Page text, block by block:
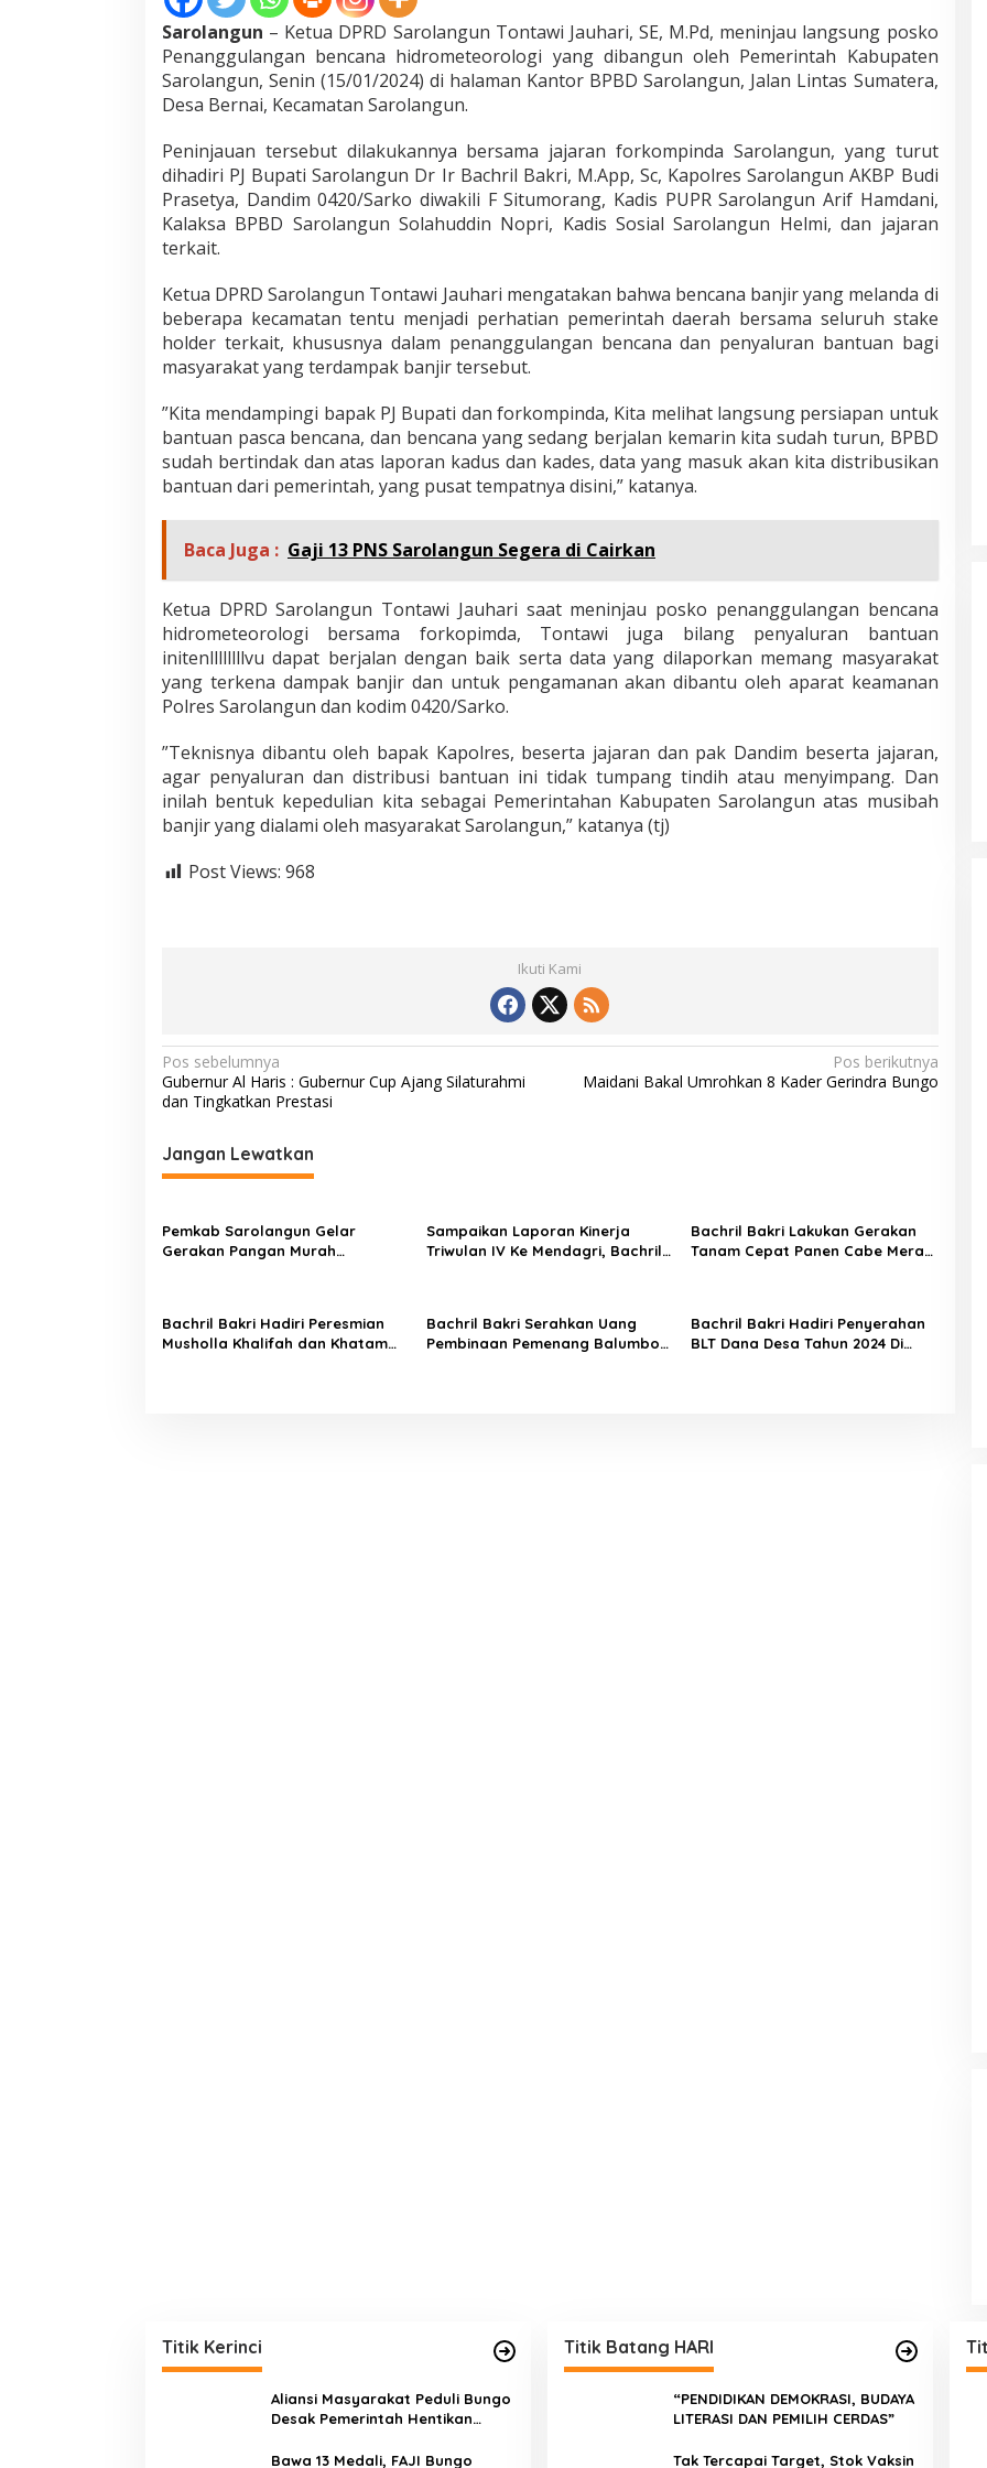
l
a
n
g
u
n
o
n
a
w
a
h
a
r
T
n
j
a
o
k
o
P
e
n
a
n
g
u
l
a
n
Sarolangun – Ketua DPRD Sarolangun Tontawi Jauhari, SE, M.Pd, meninjau langsung posko
Penanggulangan bencana hidrometeorologi yang dibangun oleh Pemerintah Kabupaten
Sarolangun, Senin (15/01/2024) di halaman Kantor BPBD Sarolangun, Jalan Lintas Sumatera,
Desa Bernai, Kecamatan Sarolangun.
Peninjauan tersebut dilakukannya bersama jajaran forkompinda Sarolangun, yang turut
dihadiri PJ Bupati Sarolangun Dr Ir Bachril Bakri, M.App, Sc, Kapolres Sarolangun AKBP Budi
Prasetya, Dandim 0420/Sarko diwakili F Situmorang, Kadis PUPR Sarolangun Arif Hamdani,
Kalaksa BPBD Sarolangun Solahuddin Nopri, Kadis Sosial Sarolangun Helmi, dan jajaran
terkait.
Ketua DPRD Sarolangun Tontawi Jauhari mengatakan bahwa bencana banjir yang melanda di
beberapa kecamatan tentu menjadi perhatian pemerintah daerah bersama seluruh stake
holder terkait, khususnya dalam penanggulangan bencana dan penyaluran bantuan bagi
masyarakat yang terdampak banjir tersebut.
”Kita mendampingi bapak PJ Bupati dan forkompinda, Kita melihat langsung persiapan untuk
bantuan pasca bencana, dan bencana yang sedang berjalan kemarin kita sudah turun, BPBD
sudah bertindak dan atas laporan kadus dan kades, data yang masuk akan kita distribusikan
bantuan dari pemerintah, yang pusat tempatnya disini,” katanya.
Baca Juga : Gaji 13 PNS Sarolangun Segera di Cairkan
Ketua DPRD Sarolangun Tontawi Jauhari saat meninjau posko penanggulangan bencana
hidrometeorologi bersama forkopimda, Tontawi juga bilang penyaluran bantuan
initenllllllllvu dapat berjalan dengan baik serta data yang dilaporkan memang masyarakat
yang terkena dampak banjir dan untuk pengamanan akan dibantu oleh aparat keamanan
Polres Sarolangun dan kodim 0420/Sarko.
”Teknisnya dibantu oleh bapak Kapolres, beserta jajaran dan pak Dandim beserta jajaran,
agar penyaluran dan distribusi bantuan ini tidak tumpang tindih atau menyimpang. Dan
inilah bentuk kepedulian kita sebagai Pemerintahan Kabupaten Sarolangun atas musibah
banjir yang dialami oleh masyarakat Sarolangun,” katanya (tj)
Post Views: 968
Ikuti Kami
N
a
i
g
a
s
p
o
Pos sebelumnya
Gubernur Al Haris : Gubernur Cup Ajang Silaturahmi
dan Tingkatkan Prestasi
Pos berikutnya
Maidani Bakal Umrohkan 8 Kader Gerindra Bungo
Jangan Lewatkan
Pemkab Sarolangun Gelar
Gerakan Pangan Murah
Sampaikan Laporan Kinerja
Triwulan IV Ke Mendagri, Bachril
Bachril Bakri Lakukan Gerakan
Tanam Cepat Panen Cabe Merah
Bachril Bakri Hadiri Peresmian
Musholla Khalifah dan Khatam
Bachril Bakri Serahkan Uang
Pembinaan Pemenang Balumbo
Bachril Bakri Hadiri Penyerahan
BLT Dana Desa Tahun 2024 Di
Kompak Dukungan Jumiwan Aguza
– Maidani
Di Politik, Titik Bungo | 9 Oktober 2024
Titik Kerinci
Aliansi Masyarakat Peduli Bungo
Desak Pemerintah Hentikan
Jalan Lintas Bungo
Bawa 13 Medali, FAJI Bungo
Titik Batang HARI
“PENDIDIKAN DEMOKRASI, BUDAYA
LITERASI DAN PEMILIH CERDAS”
Tak Tercapai Target, Stok Vaksin